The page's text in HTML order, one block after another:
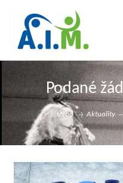
Podané
Úvod Aktuality